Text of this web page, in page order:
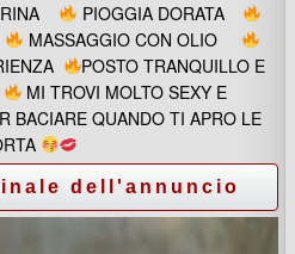
PIOGGIA DORATA
MASSAGGIO CON OLIO
POSTO TRANQUILLO E
MI TROVI MOLTO SEXY E
BACIARE QUANDO TI APRO LE